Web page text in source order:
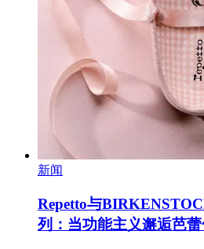
新闻
Repetto与
列：当功能主义邂逅芭